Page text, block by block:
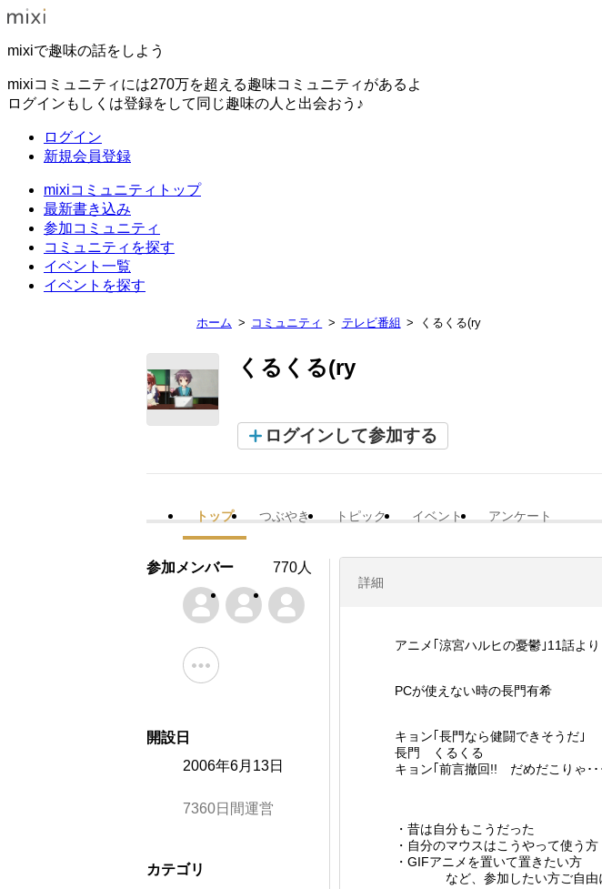
mixiで趣味の話をしよう
mixiコミュニティには270万を超える趣味コミュニティがあるよ
ログインもしくは登録をして同じ趣味の人と出会おう♪
ログイン
新規会員登録
mixiコミュニティトップ
最新書き込み
参加コミュニティ
コミュニティを探す
イベント一覧
イベントを探す
ホーム コミュニティ テレビ番組 くるくる(ry
くるくる(ry
ログインして参加する
トップ つぶやき トピック イベント アンケート
詳細
アニメ｢涼宮ハルヒの憂鬱｣11話より
PCが使えない時の長門有希
キョン｢長門なら健闘できそうだ｣
長門 くるくる
キョン｢前言撤回!! だめだこりゃ･･
・昔は自分もこうだった
・自分のマウスはこうやって使う方
・GIFアニメを置いて置きたい方
など、参加したい方ご自由
参加メンバー 770人
開設日
2006年6月13日
7360日間運営
カテゴリ